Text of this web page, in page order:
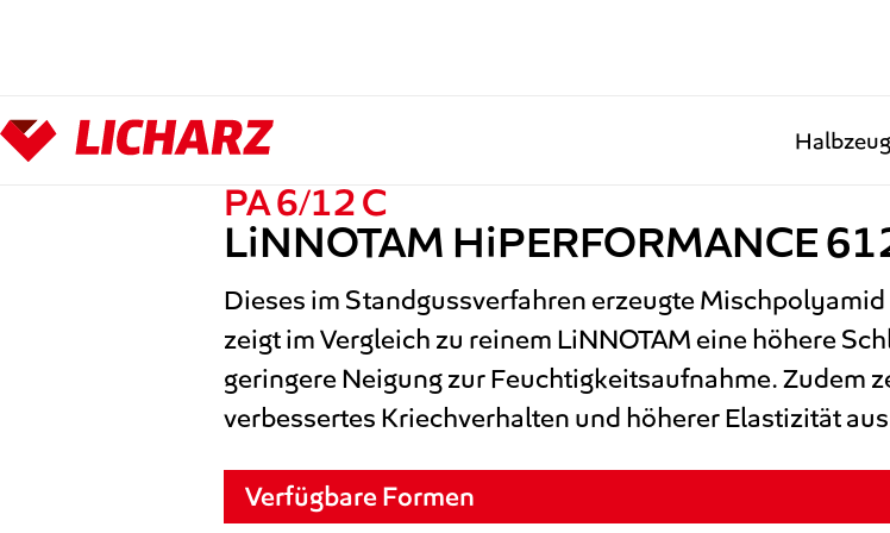
PA 6/12 C
LiNNOTAM HiPERFORMANCE
Dieses im Standgussverfahren erzeugte
zeigt im Vergleich zu reinem LiNNOTAM eine höhere
geringere Neigung zur Feuchtigkeitsaufnahme. Zudem
verbessertes Kriechverhalten und höherer Elastizität
Verfügbare Formen